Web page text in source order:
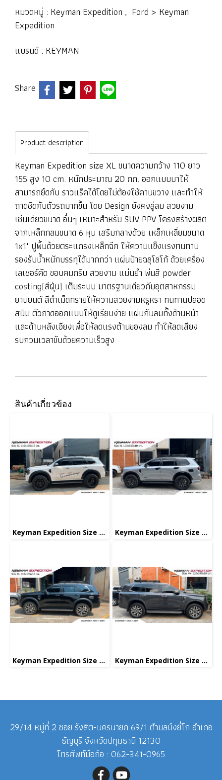
หมวดหมู่ : Keyman Expedition , Ford > Keyman
Expedition
แบรนด์ : KEYMAN
Share
Product description
Keyman Expedition size XL ขนาดความกว้าง 110 ยาว
155 สูง 10 cm. หนักประมาณ 20 กก. ออกแบบมาให้
สามารถยึดกับ ราวแร็คได้โดยไม่ต้องใช้คานขวาง และทำให้
ถาดชิดกับตัวรถมากขึ้น โดย Design ยังคงลู่ลม สวยงาม
เช่นเดียวขนาด อื่นๆ เหมาะสำหรับ SUV PPV โครงสร้างผลิต
จากเหล็กกลมขนาด 6 หุน เสริมกลางด้วย เหล็กเหลี่ยมขนาด
1x1" ปูพื้นด้วยตระแกรงเหล็กฉีก ให้ความแข็งแรงทนทาน
รองรับน้ำหนักบรรทุได้มากกว่า แผ่นป้ายฉลุโลโก้ ด้วยเครื่อง
เลเซอร์คัด ขอบคมกริบ สวยงาม แม่นยำ พ่นสี powder
costing(สีฝุ่น) เต็มระบบ มาตรฐานเดียวกับอุตสาหกรรม
ยานยนต์ สีดำเม็ดทรายให้ความสวยงามหรูหรา ทนทานปลอด
สนิม ตัวถาดออกแบบให้ดูเรียบง่าย แผ่นกันลมทั้งด้านหน้า
และด้านหลังเอียงเพื่อให้ลดแรงต้านของลม ทำให้ลดเสียง
รบกวนเวลาขับด้วยความเร็วสูง
สินค้าเกี่ยวข้อง
Keyman Expedition Size XL Keyman Expedition Size XL
Keyman Expedition Size XL Keyman Expedition Size M+
29/14 หมู่ที่ 2 ซอย รังสิต-นครนายก 69/1 ตำบลบึงยี่โถ อำเภอ
ธัญบุรี จังหวัดปทุมธานี 12130
โทรศัพท์มือถือ : 062-341-0965